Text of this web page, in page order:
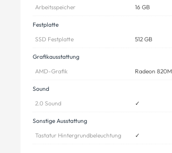
Arbeitsspeicher
16 GB
Festplatte
SSD Festplatte
512 GB
Grafikausstattung
AMD-Grafik
Radeon 820M
Sound
2.0 Sound
✓
Sonstige Ausstattung
Tastatur Hintergrundbeleuchtung
✓